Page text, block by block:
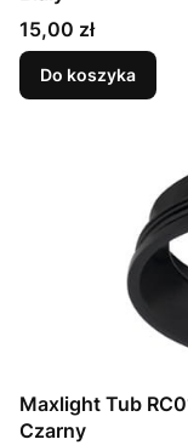
Cena
15,00 zł
Do koszyka
Maxlight Tub
Czarny